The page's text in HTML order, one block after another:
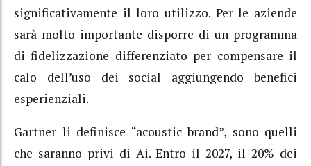
significativamente il loro utilizzo. Per le aziende
sarà molto importante disporre di un programma
di fidelizzazione differenziato per compensare il
calo dell’uso dei social aggiungendo benefici
esperienziali.
Gartner li definisce “acoustic brand”, sono quelli
che saranno privi di Ai. Entro il 2027, il 20% dei